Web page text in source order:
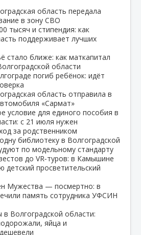
область передала
в зону СВО
тысяч и стипендия: как
поддерживает лучших
стало ближе: как маткапитал
области
погиб ребёнок: идёт
область отправила в
«Сармат»
условие для единого пособия в
с 21 июля нужен
за родственником
библиотеку в Волгоградской
по модельному стандарту
до VR‑туров: в Камышине
детский просветительский
Мужества — посмертно: в
память сотрудника УФСИН
в Волгоградской области:
яйца и